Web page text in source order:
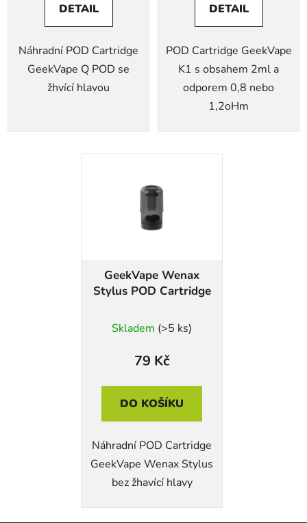
DETAIL
Náhradní POD Cartridge
GeekVape Q POD se
žhvící hlavou
DETAIL
POD Cartridge GeekVape
K1 s obsahem 2ml a
odporem 0,8 nebo
1,2oHm
GeekVape Wenax
Stylus POD Cartridge
Skladem (>5 ks)
79 Kč
DO KOŠÍKU
Náhradní POD Cartridge
GeekVape Wenax Stylus
bez žhavící hlavy